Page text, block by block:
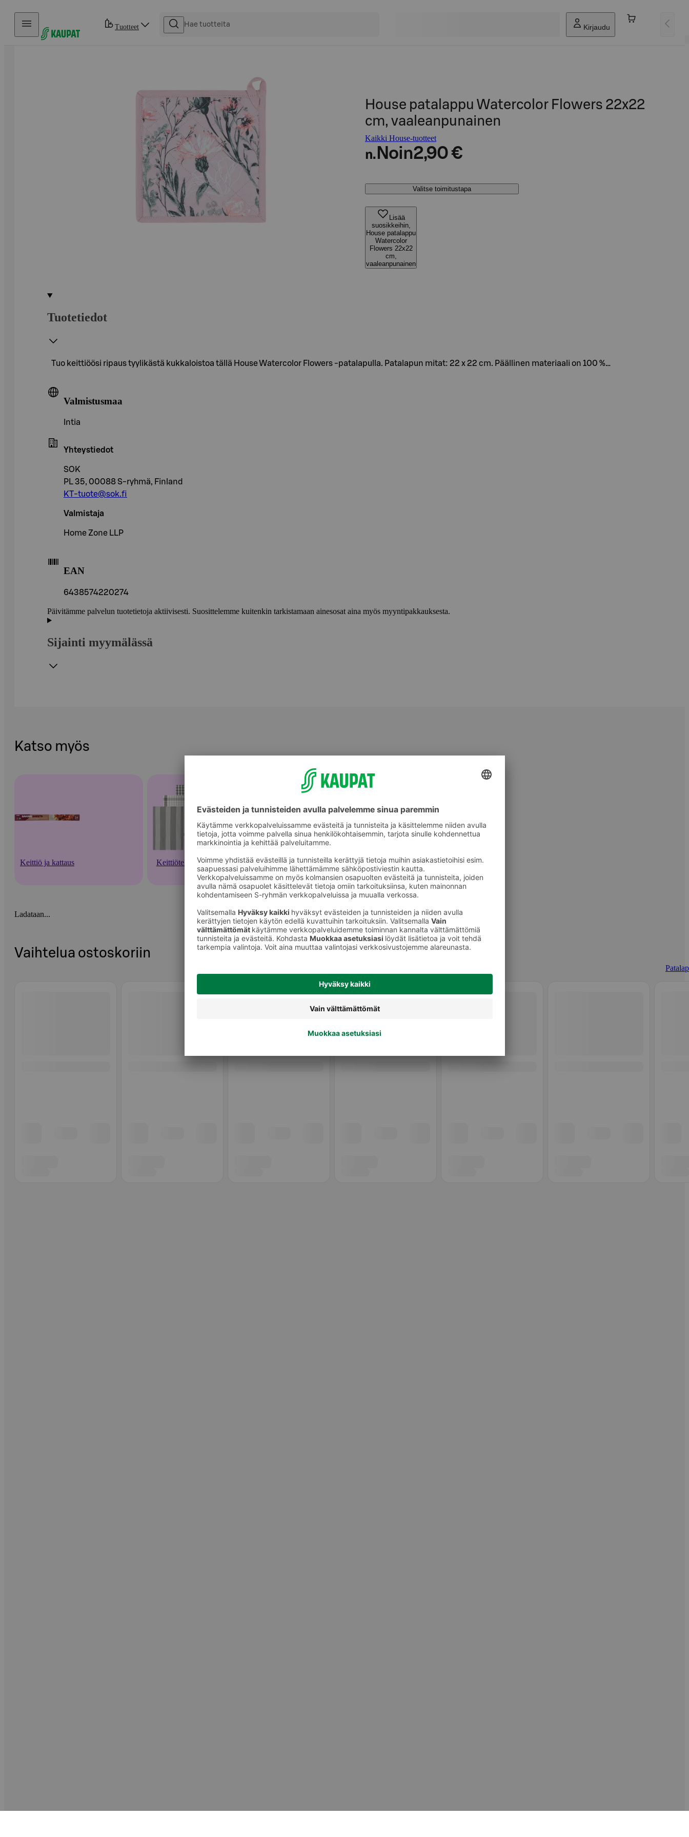
Hyppää sisältöön
Tuotteet Kirjaudu
House patalappu Watercolor Flowers 22x22
cm, vaaleanpunainen
Kaikki House-tuotteet
n. Noin2,90 €
Valitse toimitustapa
Lisää
suosikkeihin,
House patalappu
Watercolor
Flowers 22x22
cm,
vaaleanpunainen
Tuotetiedot
Tuo keittiöösi ripaus tyylikästä kukkaloistoa tällä House Watercolor Flowers -patalapulla. Patalapun mitat: 22 x 22 cm. Päällinen materiaali on 100 %…
Valmistusmaa
Intia
Yhteystiedot
SOK
PL 35, 00088 S-ryhmä, Finland
KT-tuote@sok.fi
Valmistaja
Home Zone LLP
EAN
6438574220274
Päivitämme palvelun tuotetietoja aktiivisesti. Suosittelemme kuitenkin tarkistamaan ainesosat aina myös myyntipakkauksesta.
Sijainti myymälässä
Katso myös
Keittiö ja kattaus Keittiötekstiilit Patalaput
Ladataan...
Vaihtelua ostoskoriin